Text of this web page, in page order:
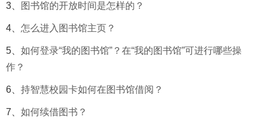
3、 图书馆的开放时间是怎样的？
4、 怎么进入图书馆主页？
5、 如何登录“我的图书馆”？在“我的图书馆”可进行哪些操
作？
6、 持智慧校园卡如何在图书馆借阅？
7、 如何续借图书？